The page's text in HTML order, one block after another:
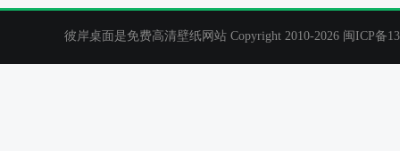
彼岸桌面是免费高清壁纸网站 Copyright 2010-2026 闽ICP备